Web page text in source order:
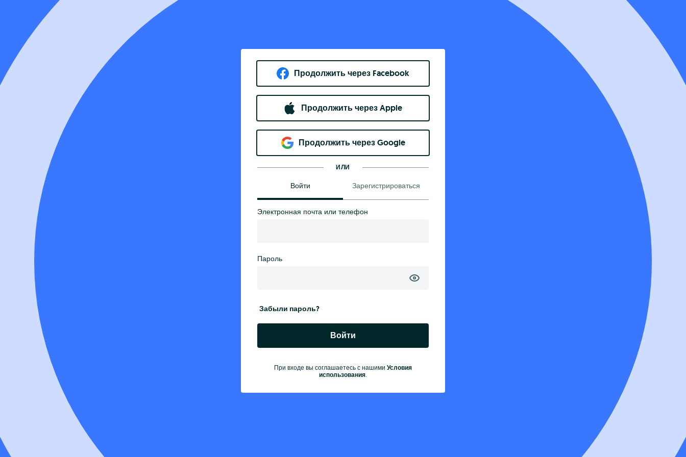
Продолжить через Facebook
Продолжить через Apple
Продолжить через Google
ИЛИ
Войти Зарегистрироваться
Электронная почта или телефон
Пароль
Забыли пароль?
Войти
При входе вы соглашаетесь с нашими Условия
использования.